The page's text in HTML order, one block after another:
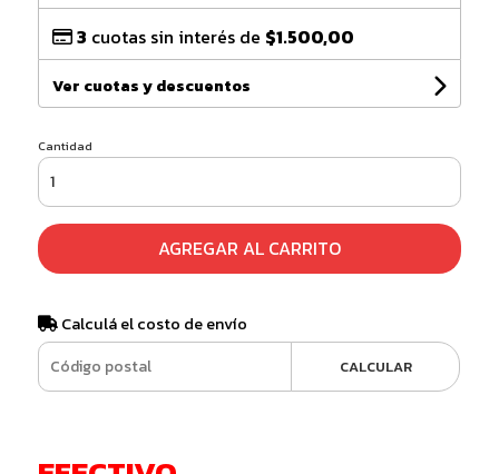
3 cuotas sin interés de $1.500,00
Ver cuotas y descuentos
Cantidad
AGREGAR AL CARRITO
Calculá el costo de envío
CALCULAR